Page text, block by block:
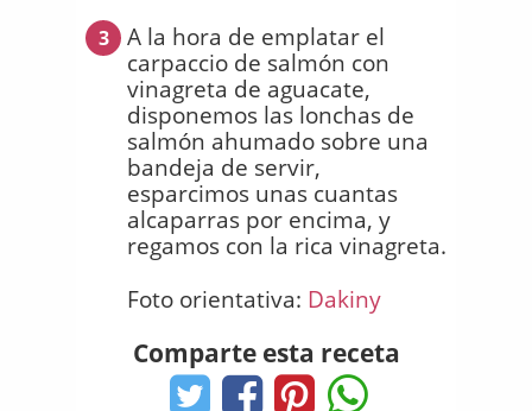
3
A la hora de emplatar el
carpaccio de salmón con
vinagreta de aguacate,
disponemos las lonchas de
salmón ahumado sobre una
bandeja de servir,
esparcimos unas cuantas
alcaparras por encima, y
regamos con la rica vinagreta.
Foto orientativa: Dakiny
Comparte esta receta